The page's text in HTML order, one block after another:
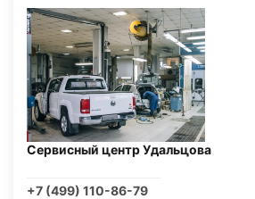
Сервисный центр Удальцова
+7 (499) 110-86-79